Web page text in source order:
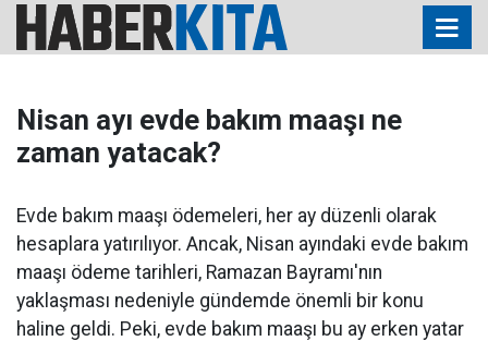
Nisan ayı evde bakım maaşı ne
zaman yatacak?
Evde bakım maaşı ödemeleri, her ay düzenli olarak
hesaplara yatırılıyor. Ancak, Nisan ayındaki evde bakım
maaşı ödeme tarihleri, Ramazan Bayramı'nın
yaklaşması nedeniyle gündemde önemli bir konu
haline geldi. Peki, evde bakım maaşı bu ay erken yatar